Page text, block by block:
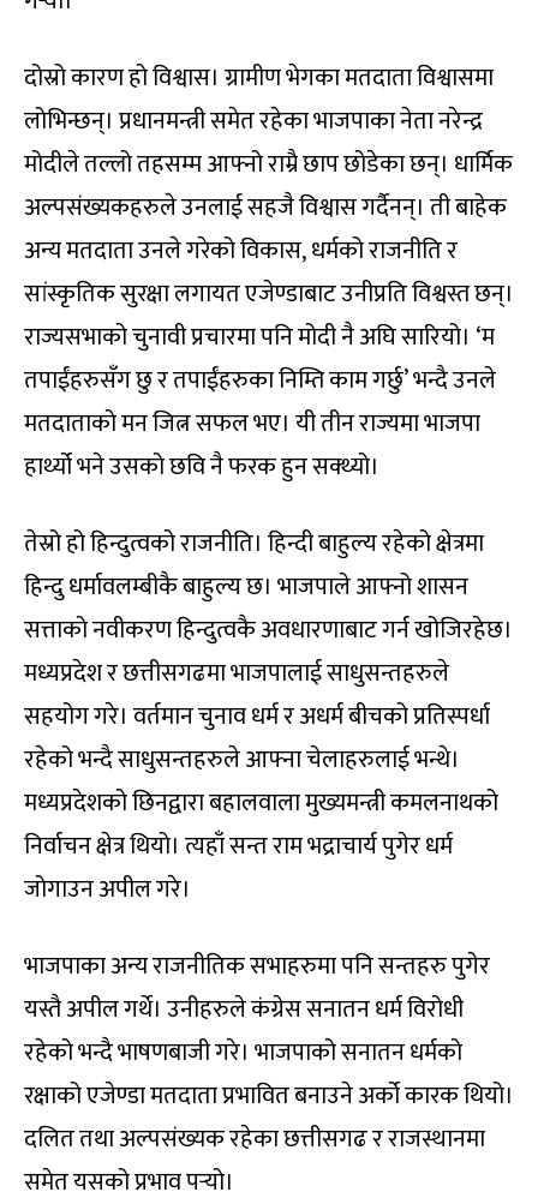
दोस्रो कारण हो विश्वास। ग्रामीण भेगका मतदाता विश्वासमा
लोभिन्छन्। प्रधानमन्त्री समेत रहेका भाजपाका नेता नरेन्द्र
मोदीले तल्लो तहसम्म आफ्नो राम्रै छाप छोडेका छन्। धार्मिक
अल्पसंख्यकहरुले उनलाई सहजै विश्वास गर्दैनन्। ती बाहेक
अन्य मतदाता उनले गरेको विकास, धर्मको राजनीति र
सांस्कृतिक सुरक्षा लगायत एजेण्डाबाट उनीप्रति विश्वस्त छन्।
राज्यसभाको चुनावी प्रचारमा पनि मोदी नै अघि सारियो। ‘म
तपाईंहरुसँग छु र तपाईंहरुका निम्ति काम गर्छु’ भन्दै उनले
मतदाताको मन जित्न सफल भए। यी तीन राज्यमा भाजपा
हार्थ्यो भने उसको छवि नै फरक हुन सक्थ्यो।
तेस्रो हो हिन्दुत्वको राजनीति। हिन्दी बाहुल्य रहेको क्षेत्रमा
हिन्दु धर्मावलम्बीकै बाहुल्य छ। भाजपाले आफ्नो शासन
सत्ताको नवीकरण हिन्दुत्वकै अवधारणाबाट गर्न खोजिरहेछ।
मध्यप्रदेश र छत्तीसगढमा भाजपालाई साधुसन्तहरुले
सहयोग गरे। वर्तमान चुनाव धर्म र अधर्म बीचको प्रतिस्पर्धा
रहेको भन्दै साधुसन्तहरुले आफ्ना चेलाहरुलाई भन्थे।
मध्यप्रदेशको छिनद्वारा बहालवाला मुख्यमन्त्री कमलनाथको
निर्वाचन क्षेत्र थियो। त्यहाँ सन्त राम भद्राचार्य पुगेर धर्म
जोगाउन अपील गरे।
भाजपाका अन्य राजनीतिक सभाहरुमा पनि सन्तहरु पुगेर
यस्तै अपील गर्थे। उनीहरुले कंग्रेस सनातन धर्म विरोधी
रहेको भन्दै भाषणबाजी गरे। भाजपाको सनातन धर्मको
रक्षाको एजेण्डा मतदाता प्रभावित बनाउने अर्को कारक थियो।
दलित तथा अल्पसंख्यक रहेका छत्तीसगढ र राजस्थानमा
समेत यसको प्रभाव पर्‍यो।